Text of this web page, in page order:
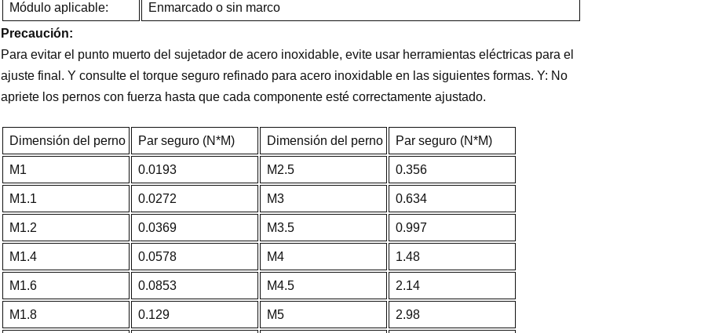
Módulo aplicable:
Enmarcado o sin marco
Precaución:
Para evitar el punto muerto del sujetador de acero inoxidable, evite usar herramientas eléctricas para el
ajuste final. Y consulte el torque seguro refinado para acero inoxidable en las siguientes formas. Y: No
apriete los pernos con fuerza hasta que cada componente esté correctamente ajustado.
Dimensión del perno Par seguro (N*M) Dimensión del perno Par seguro (N*M)
M1 0.0193 M2.5 0.356
M1.1 0.0272 M3 0.634
M1.2 0.0369 M3.5 0.997
M1.4 0.0578 M4 1.48
M1.6 0.0853 M4.5 2.14
M1.8 0.129 M5 2.98